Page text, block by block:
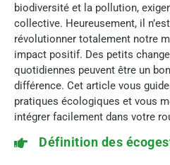
biodiversité et la pollution,
collective. Heureusement, il
révolutionner totalement notre
impact positif. Des petits
quotidiennes peuvent être un
différence. Cet article vous
pratiques écologiques et vous
intégrer facilement dans votre
Définition des